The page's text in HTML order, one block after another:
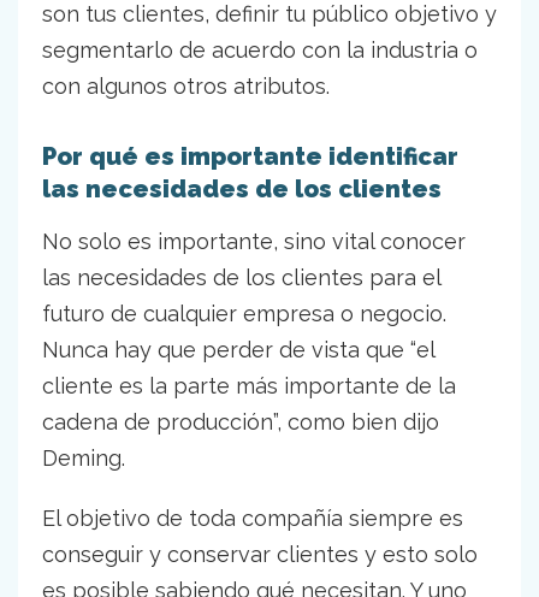
son tus clientes, definir tu público objetivo y
segmentarlo de acuerdo con la industria o
con algunos otros atributos.
Por qué es importante identificar
las necesidades de los clientes
No solo es importante, sino vital conocer
las necesidades de los clientes para el
futuro de cualquier empresa o negocio.
Nunca hay que perder de vista que “el
cliente es la parte más importante de la
cadena de producción”, como bien dijo
Deming.
El objetivo de toda compañía siempre es
conseguir y conservar clientes y esto solo
es posible sabiendo qué necesitan. Y uno